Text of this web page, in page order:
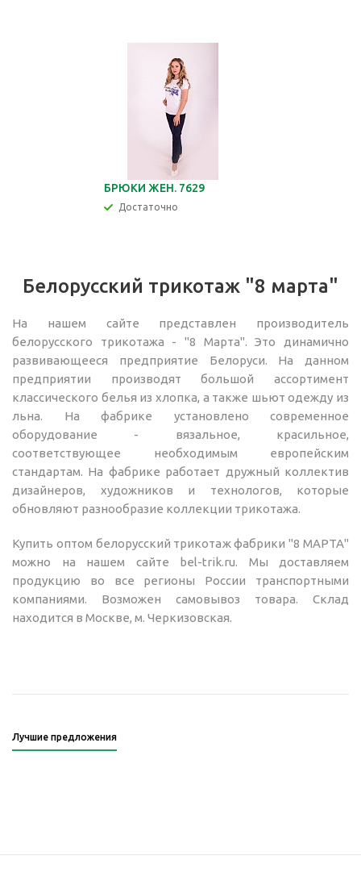
БРЮКИ ЖЕН. 7629
Достаточно
Белорусский трикотаж "8 марта"
На нашем сайте представлен производитель
белорусского трикотажа - "8 Марта". Это динамично
развивающееся предприятие Белоруси. На данном
предприятии производят большой ассортимент
классического белья из хлопка, а также шьют одежду из
льна. На фабрике установлено современное
оборудование - вязальное, красильное,
соответствующее необходимым европейским
стандартам. На фабрике работает дружный коллектив
дизайнеров, художников и технологов, которые
обновляют разнообразие коллекции трикотажа.
Купить оптом белорусский трикотаж фабрики "8 МАРТА"
можно на нашем сайте bel-trik.ru. Мы доставляем
продукцию во все регионы России транспортными
компаниями. Возможен самовывоз товара. Склад
находится в Москве, м. Черкизовская.
Лучшие предложения